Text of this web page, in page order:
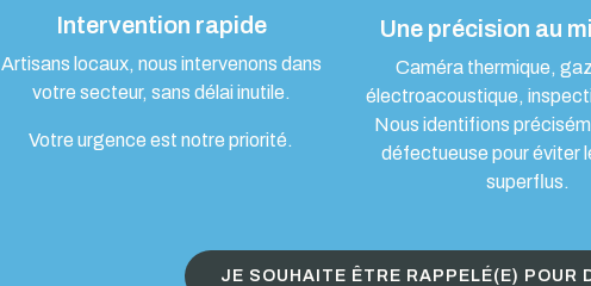
Intervention rapide
Artisans locaux, nous intervenons dans
votre secteur, sans délai inutile.
Votre urgence est notre priorité.
Une précision au
Caméra thermique,
électroacoustique,
Nous identifions
défectueuse pour éviter
superflus.
JE SOUHAITE ÊTRE RAPPELÉ(E) POUR